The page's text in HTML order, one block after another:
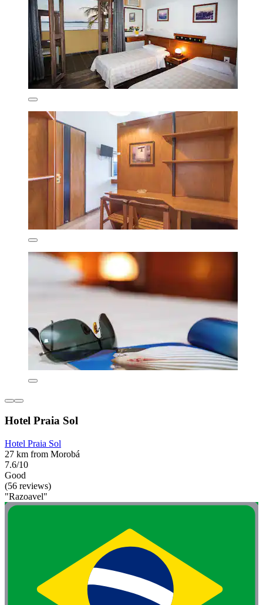
Hotel Praia Sol
Hotel Praia Sol
27 km from Morobá
7.6/10
Good
(56 reviews)
"Razoavel"